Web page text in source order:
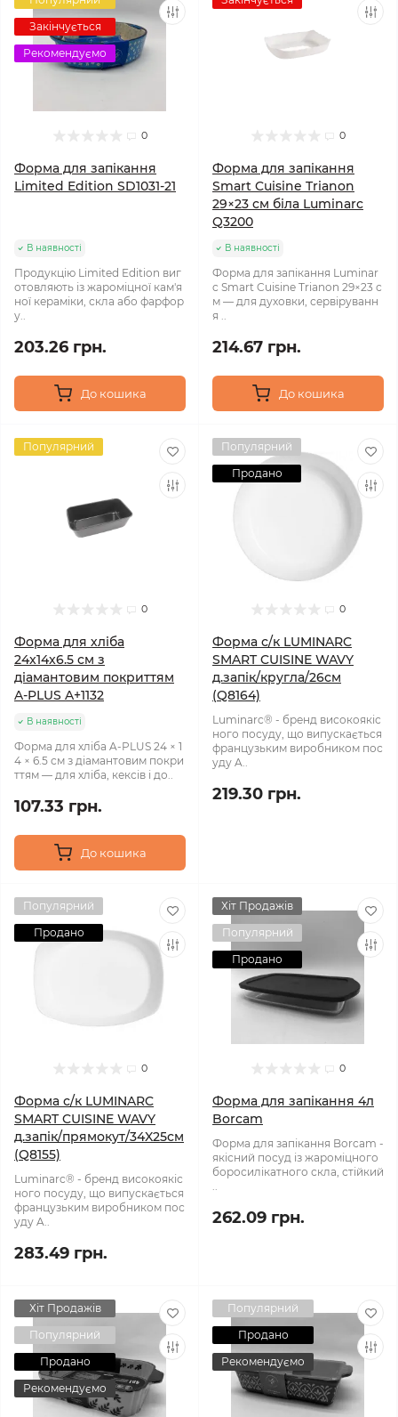
Закінчується
Рекомендуємо
0
Форма для запікання
Limited Edition SD1031-21
В наявності
Продукцію Limited Edition виг
отовляють із жароміцної кам'я
ної кераміки, скла або фарфор
у..
203.26 грн.
До кошика
0
Форма для запікання
Smart Cuisine Trianon
29×23 см біла Luminarc
Q3200
В наявності
Форма для запікання Luminar
c Smart Cuisine Trianon 29×23 с
м — для духовки, сервіруванн
я ..
214.67 грн.
До кошика
Популярний
0
Форма для хліба
24x14x6.5 см з
діамантовим покриттям
A-PLUS A+1132
В наявності
Форма для хліба A-PLUS 24 × 1
4 × 6.5 см з діамантовим покри
ттям — для хліба, кексів і до..
107.33 грн.
До кошика
Популярний
Продано
0
Форма с/к LUMINARC
SMART CUISINE WAVY
д.запік/кругла/26см
(Q8164)
Luminarc® - бренд високоякіс
ного посуду, що випускається
французьким виробником пос
уду A..
219.30 грн.
Популярний
Продано
0
Форма с/к LUMINARC
SMART CUISINE WAVY
д.запік/прямокут/34X25см
(Q8155)
Luminarc® - бренд високоякіс
ного посуду, що випускається
французьким виробником пос
уду A..
283.49 грн.
Хіт Продажів
Популярний
Продано
0
Форма для запікання 4л
Borcam
Форма для запікання Borcam -
якісний посуд із жароміцного
боросилікатного скла, стійкий
..
262.09 грн.
Хіт Продажів
Популярний
Продано
Рекомендуємо
Популярний
Продано
Рекомендуємо